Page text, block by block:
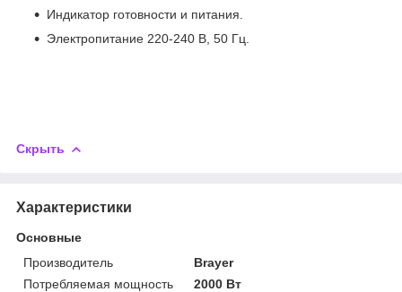
Индикатор готовности и питания.
Электропитание 220-240 В, 50 Гц.
Скрыть
Характеристики
Основные
Производитель
Brayer
Потребляемая мощность
2000 Вт